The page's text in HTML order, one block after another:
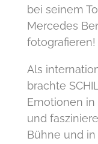
bei seinem
Mercedes
fotografieren!
Als
brachte
Emotionen
und
Bühne und in